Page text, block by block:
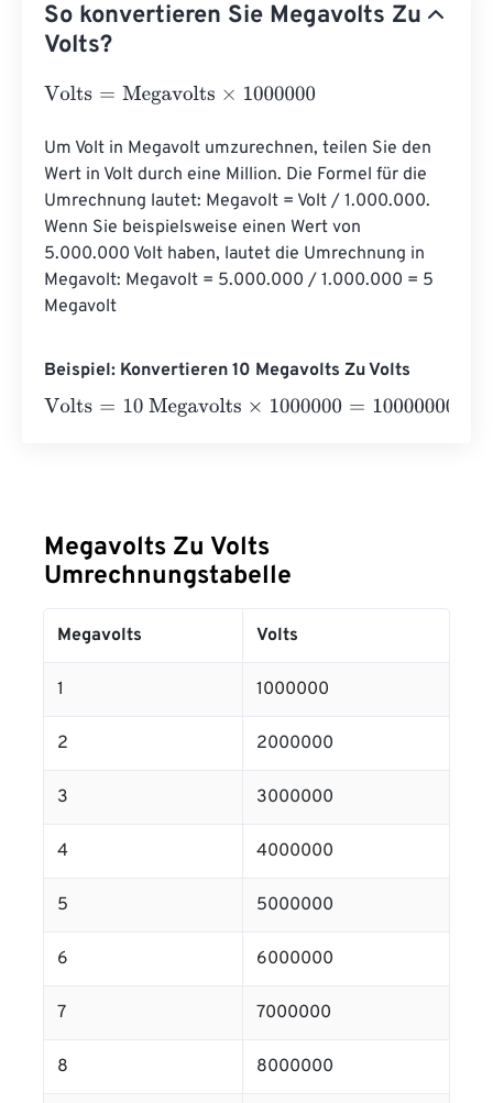
So konvertieren Sie Megavolts Zu
Volts?
Volts= Megavolts×1000000
Um Volt in Megavolt umzurechnen, teilen Sie den
Wert in Volt durch eine Million. Die Formel für die
Umrechnung lautet: Megavolt = Volt / 1.000.000.
Wenn Sie beispielsweise einen Wert von
5.000.000 Volt haben, lautet die Umrechnung in
Megavolt: Megavolt = 5.000.000 / 1.000.000 = 5
Megavolt
Beispiel: Konvertieren 10 Megavolts Zu Volts
Volts= 10 Megavolts×1000000=10000000 Volts
Megavolts Zu Volts
Umrechnungstabelle
Megavolts Volts
1 1000000
2 2000000
3 3000000
4 4000000
5 5000000
6 6000000
7 7000000
8 8000000